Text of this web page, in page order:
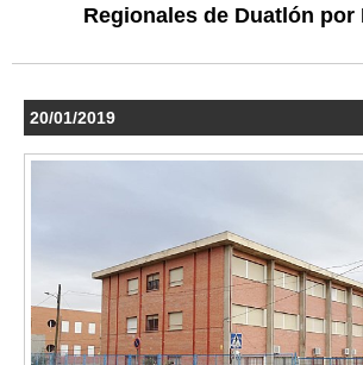
Regionales de Duatlón por
20/01/2019